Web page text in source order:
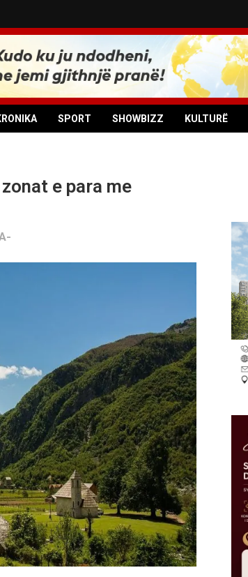
SPORT SHOWBIZZ KULTURË
e para me